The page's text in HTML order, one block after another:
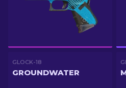
GLOCK-18
GROUNDWATER